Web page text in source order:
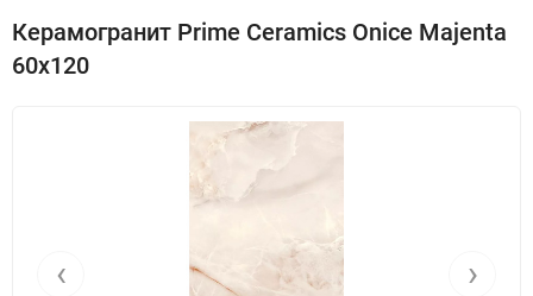
Керамогранит Prime Ceramics Onice Majenta
60x120
‹ ›